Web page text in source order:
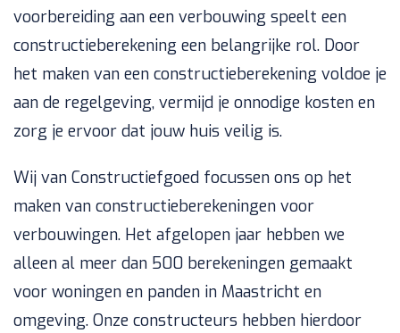
voorbereiding aan een verbouwing speelt een
constructieberekening een belangrijke rol. Door
het maken van een constructieberekening voldoe je
aan de regelgeving, vermijd je onnodige kosten en
zorg je ervoor dat jouw huis veilig is.
Wij van Constructiefgoed focussen ons op het
maken van constructieberekeningen voor
verbouwingen. Het afgelopen jaar hebben we
alleen al meer dan 500 berekeningen gemaakt
voor woningen en panden in Maastricht en
omgeving. Onze constructeurs hebben hierdoor